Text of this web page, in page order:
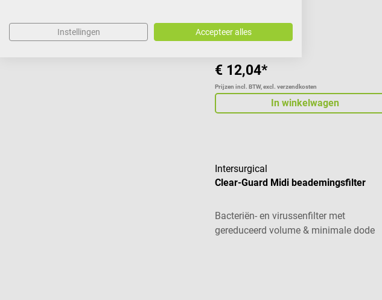
€ 12,04*
Prijzen incl. BTW, excl. verzendkosten
In winkelwagen
Intersurgical
Clear-Guard Midi beademingsfilter
Bacteriën- en virussenfilter met
gereduceerd volume & minimale dode
Instellingen Accepteer alles